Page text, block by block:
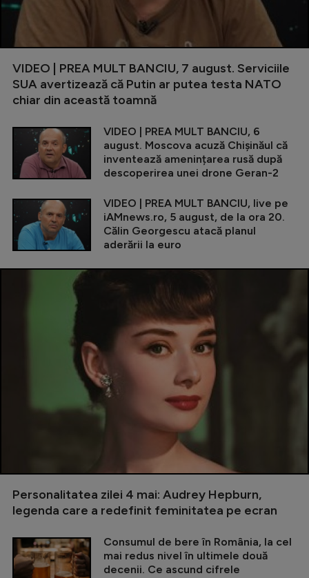
VIDEO | PREA MULT BANCIU, 7 august. Serviciile
SUA avertizează că Putin ar putea testa NATO
chiar din această toamnă
VIDEO | PREA MULT BANCIU, 6
august. Moscova acuză Chișinăul că
inventează amenințarea rusă după
descoperirea unei drone Geran-2
VIDEO | PREA MULT BANCIU, live pe
iAMnews.ro, 5 august, de la ora 20.
Călin Georgescu atacă planul
aderării la euro
Personalitatea zilei 4 mai: Audrey Hepburn,
legenda care a redefinit feminitatea pe ecran
Consumul de bere în România, la cel
mai redus nivel în ultimele două
decenii. Ce ascund cifrele